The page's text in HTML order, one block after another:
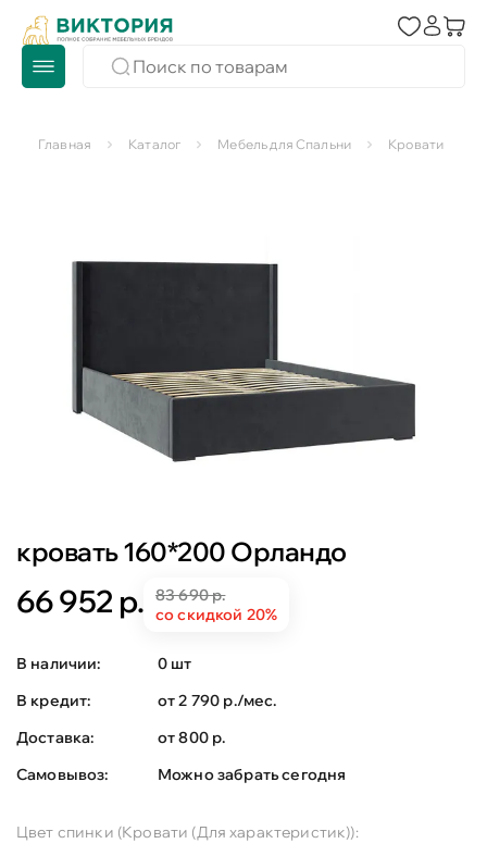
Главная Каталог Мебель для Спальни Кровати
кровать 160*200 Орландо
66 952 р.
83 690 р.
со скидкой 20%
В наличии:
0 шт
В кредит:
от 2 790 р./мес.
Доставка:
от 800 р.
Самовывоз:
Можно забрать сегодня
Цвет спинки (Кровати (Для характеристик)):